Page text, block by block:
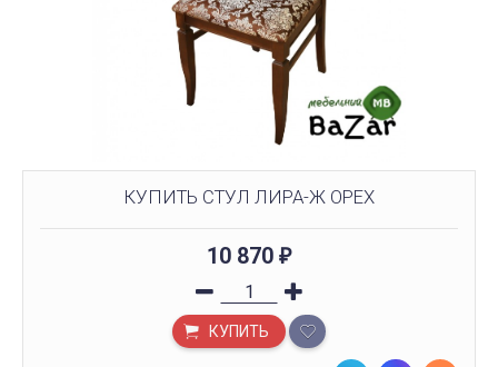
КУПИТЬ СТУЛ ЛИРА-Ж ОРЕХ
10 870 ₽
КУПИТЬ